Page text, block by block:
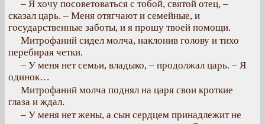
– Я хочу посоветоваться с тобой, святой отец, –
сказал царь. – Меня отягчают и семейные, и
государственные заботы, и я прошу твоей помощи.
Митрофаний сидел молча, наклонив голову и тихо
перебирая четки.
– У меня нет семьи, владыко, – продолжал царь. – Я
одинок…
Митрофаний молча поднял на царя свои кроткие
глаза и ждал.
– У меня нет жены, а сын сердцем принадлежит не